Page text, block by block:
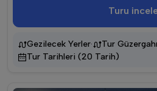
Turu
Gezilecek Yerler· Tur Güzergahı
Tur Tarihleri (20 Tarih)